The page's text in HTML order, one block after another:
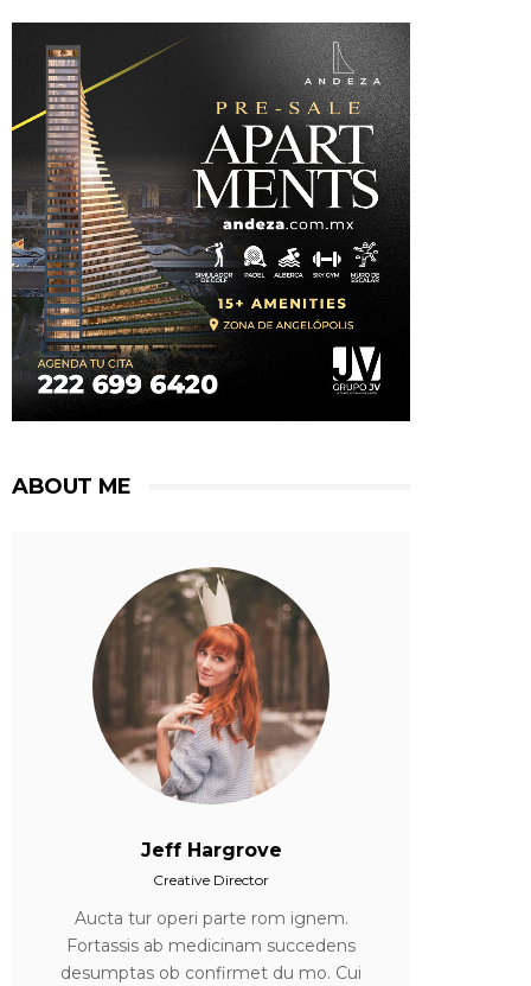
ABOUT ME
Jeff Hargrove
Creative Director
Aucta tur operi parte rom ignem.
Fortassis ab medicinam succedens
desumptas ob confirmet du mo. Cui